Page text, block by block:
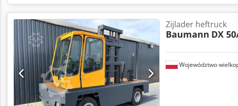
Województwo
Zijlader heftruck
Baumann DX